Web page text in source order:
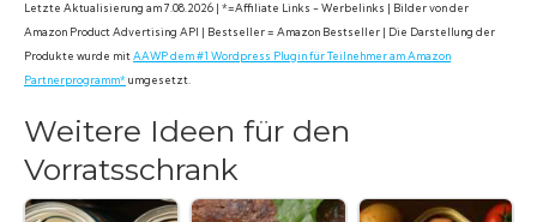
Letzte Aktualisierung am 7.08.2026 | *=Affiliate Links - Werbelinks | Bilder von der
Amazon Product Advertising API | Bestseller = Amazon Bestseller | Die Darstellung der
Produkte wurde mitAAWP dem #1 Wordpress Plugin für Teilnehmer am Amazon
Partnerprogramm*umgesetzt.
Weitere Ideen für den
Vorratsschrank